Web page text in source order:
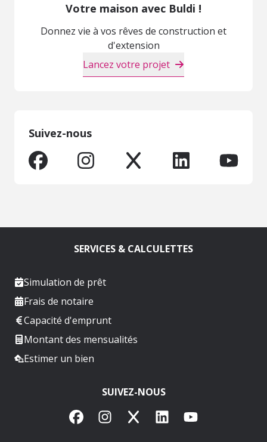
Votre maison avec Buldi !
Donnez vie à vos rêves de construction et
d'extension
Lancez votre projet
Suivez-nous
SERVICES & CALCULETTES
Simulation de prêt
Frais de notaire
Capacité d'emprunt
Montant des mensualités
Estimer un bien
SUIVEZ-NOUS
FacebookInstagram
X LinkedInYouTube